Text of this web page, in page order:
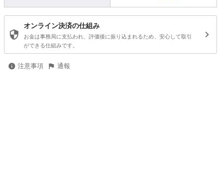
オンライン決済の仕組み
お金は事務局に支払われ、評価後に振り込まれるため、安心して取引
ができる仕組みです。
注意事項 通報